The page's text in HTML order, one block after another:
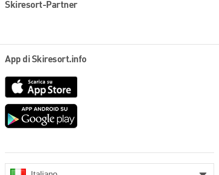
Skiresort-Partner
App di Skiresort.info
Google